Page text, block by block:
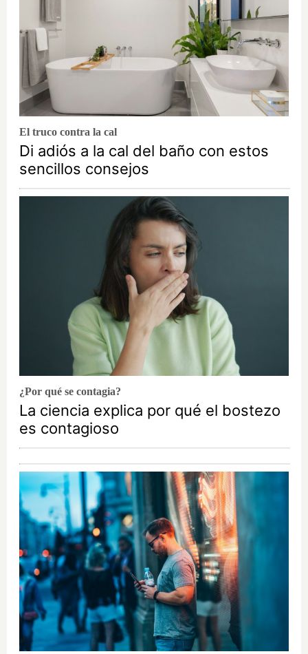
El truco contra la cal
Di adiós a la cal del baño con estos
sencillos consejos
¿Por qué se contagia?
La ciencia explica por qué el bostezo
es contagioso